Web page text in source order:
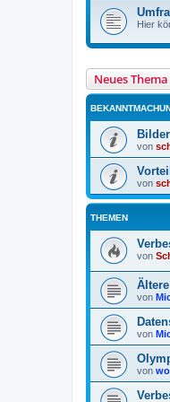
Hier
Neues Thema
von
von
THEMEN
von
von
von
von